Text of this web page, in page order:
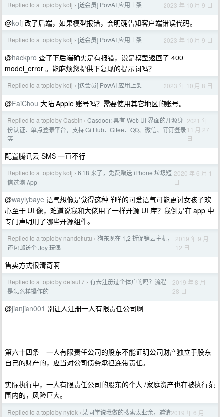
Replied to a topic by kofj › [送会员] PowAI 应用上架 2023 年 10 月 9 日
@kofj 改了后端，如果模型报错，会明确告知客户端错误代码。
Replied to a topic by kofj › [送会员] PowAI 应用上架 2023 年 10 月 9 日
@hackpro 查了下后端确实是有报错，说是模型返回了 400
model_error 。能麻烦您提供下复现的提示词吗？
Replied to a topic by kofj › [送会员] PowAI 应用上架 2023 年 10 月 8 日
@FaiChou 大陆 Apple 账号吗？需要使用其它地区的账号。
Replied to a topic by Casbin › Casdoor: 具有 Web UI 界面的开源身
份认证、单点登录平台，支持 GitHub、Gitee、QQ、微信、钉钉登录
等
2021 年
11 月 27
日
配置腾讯云 SMS 一直不行
Replied to a topic by kofj › 6.18 来了，免费赠送 iPhone 垃圾短
信过滤 App
2020 年 6 月 1
日
@waylybaye 语气想像是觉得这种咩咩的可爱语气可能更讨女孩子欢
心至于 UI 像，难道说我和大佬用了一样开源 UI 库？我倒是在 app 中
专门声明用了哪些开源组件。
Replied to a topic by nandehutu › 狗东现在 1,2 折促销云主机，
还包邮送个 Joy 玩偶
2019 年 9 月
12 日
售卖方式很清奇啊
Replied to a topic by default7 › 有去注册过个体户的吗？流程
是怎么样操作的
2019 年 8 月
28 日
@jianjian001 别让人注册一人有限责任公司啊
第六十四条 一人有限责任公司的股东不能证明公司财产独立于股东
自己的财产的，应当对公司债务承担连带责任。
实际执行中，一人有限责任公司的股东的个人 /家庭资产也在被执行范
围内的，风险巨大。
Replied to a topic by nyfok › 某同学说我做的搜索太业余，邀请2019 年 6 月